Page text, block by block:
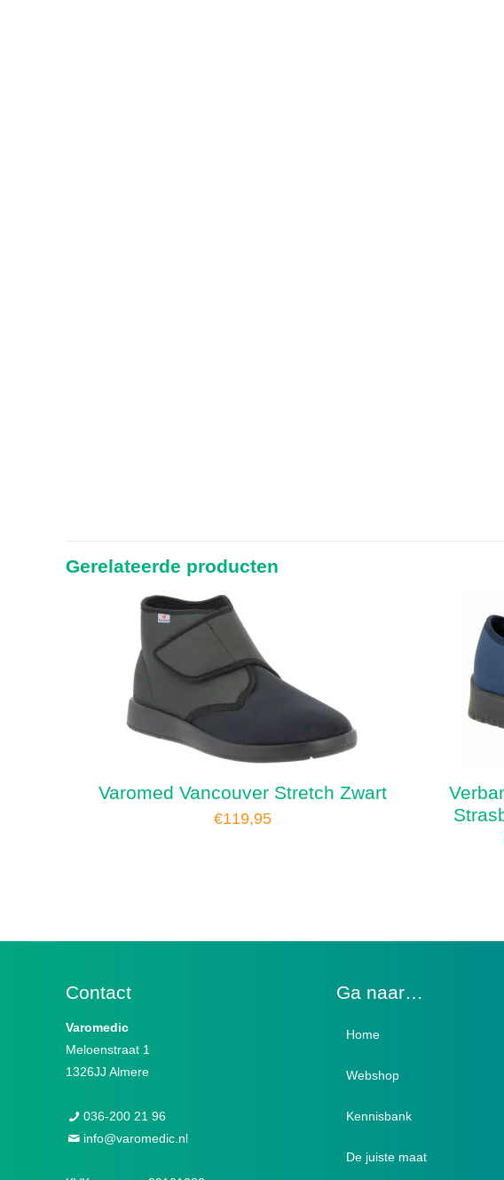
Gerelateerde producten
Varomed Vancouver Stretch Zwart
€119,95
Contact
Varomedic
Meloenstraat 1
1326JJ Almere
036-200 21 96
info@varomedic.nl
Ga naar…
Home
Webshop
Verbandschoenen /
Luxe verbandschoenen /
Kennisbank
Diabetici
De juiste maat